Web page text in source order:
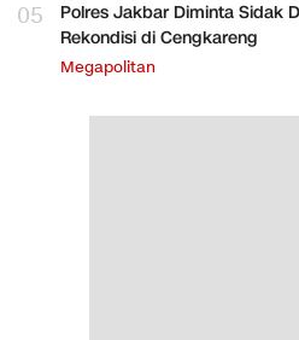
05
Polres Jakbar Diminta Sidak
Rekondisi di Cengkareng
Megapolitan